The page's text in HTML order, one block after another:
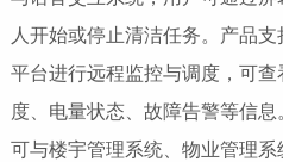
人开始或停止清洁任务。产品
平台进行远程监控与调度，可
度、电量状态、故障告警等信息
可与楼宇管理系统、物业管理